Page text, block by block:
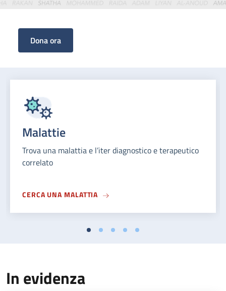
Scopri come donare
Malattie
Trova una malattia e l’iter diagnostico e terapeutico
correlato
CERCA UNA MALATTIA
In evidenza